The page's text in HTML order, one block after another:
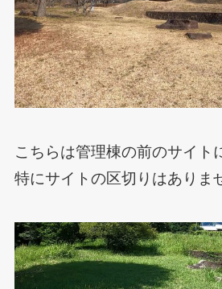
こちらは管理棟の前のサイト
特にサイトの区切りはありま